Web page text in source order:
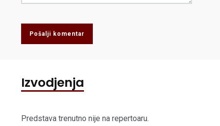
Pošalji komentar
Izvodjenja
Predstava trenutno nije na repertoaru.